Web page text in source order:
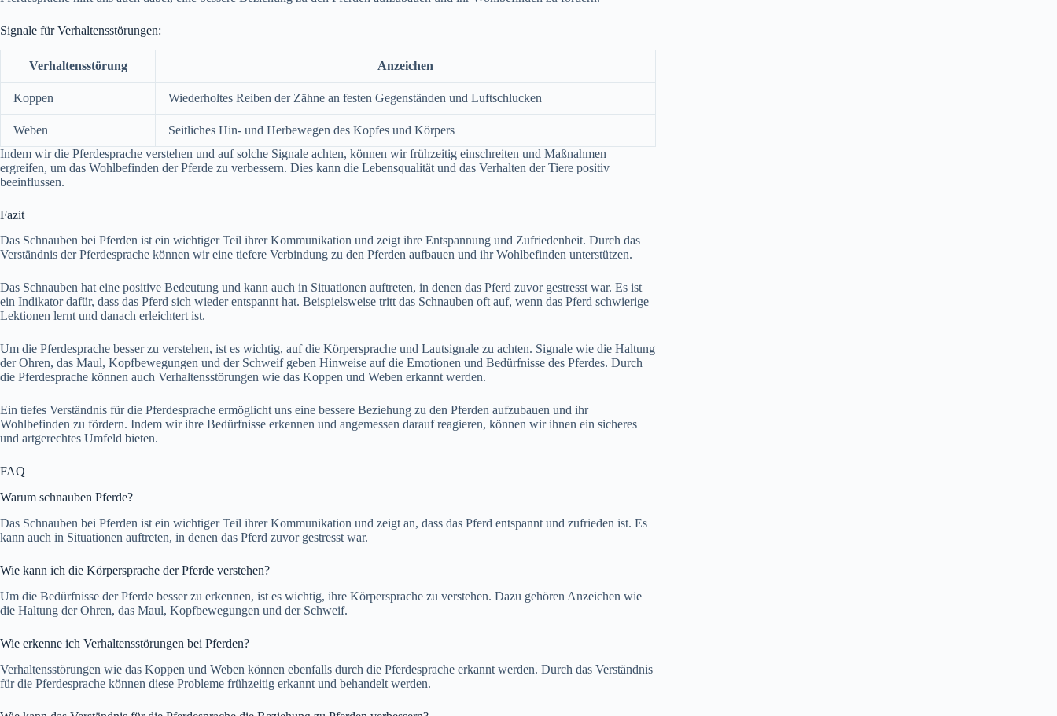
Signale für Verhaltensstörungen:
Verhaltensstörung Anzeichen
Koppen Wiederholtes Reiben der Zähne an festen Gegenständen und Luftschlucken
Weben
Seitliches Hin- und Herbewegen des Kopfes und Körpers
Indem wir die Pferdesprache verstehen und auf solche Signale achten, können wir frühzeitig einschreiten und Maßnahmen
ergreifen, um das Wohlbefinden der Pferde zu verbessern. Dies kann die Lebensqualität und das Verhalten der Tiere positiv
beeinflussen.
Fazit
Das Schnauben bei Pferden ist ein wichtiger Teil ihrer Kommunikation und zeigt ihre Entspannung und Zufriedenheit. Durch das
Verständnis der Pferdesprache können wir eine tiefere Verbindung zu den Pferden aufbauen und ihr Wohlbefinden unterstützen.
Das Schnauben hat eine positive Bedeutung und kann auch in Situationen auftreten, in denen das Pferd zuvor gestresst war. Es ist
ein Indikator dafür, dass das Pferd sich wieder entspannt hat. Beispielsweise tritt das Schnauben oft auf, wenn das Pferd schwierige
Lektionen lernt und danach erleichtert ist.
Um die Pferdesprache besser zu verstehen, ist es wichtig, auf die Körpersprache und Lautsignale zu achten. Signale wie die Haltung
der Ohren, das Maul, Kopfbewegungen und der Schweif geben Hinweise auf die Emotionen und Bedürfnisse des Pferdes. Durch
die Pferdesprache können auch Verhaltensstörungen wie das Koppen und Weben erkannt werden.
Ein tiefes Verständnis für die Pferdesprache ermöglicht uns eine bessere Beziehung zu den Pferden aufzubauen und ihr
Wohlbefinden zu fördern. Indem wir ihre Bedürfnisse erkennen und angemessen darauf reagieren, können wir ihnen ein sicheres
und artgerechtes Umfeld bieten.
FAQ
Warum schnauben Pferde?
Das Schnauben bei Pferden ist ein wichtiger Teil ihrer Kommunikation und zeigt an, dass das Pferd entspannt und zufrieden ist. Es
kann auch in Situationen auftreten, in denen das Pferd zuvor gestresst war.
Wie kann ich die Körpersprache der Pferde verstehen?
Um die Bedürfnisse der Pferde besser zu erkennen, ist es wichtig, ihre Körpersprache zu verstehen. Dazu gehören Anzeichen wie
die Haltung der Ohren, das Maul, Kopfbewegungen und der Schweif.
Wie erkenne ich Verhaltensstörungen bei Pferden?
Verhaltensstörungen wie das Koppen und Weben können ebenfalls durch die Pferdesprache erkannt werden. Durch das Verständnis
für die Pferdesprache können diese Probleme frühzeitig erkannt und behandelt werden.